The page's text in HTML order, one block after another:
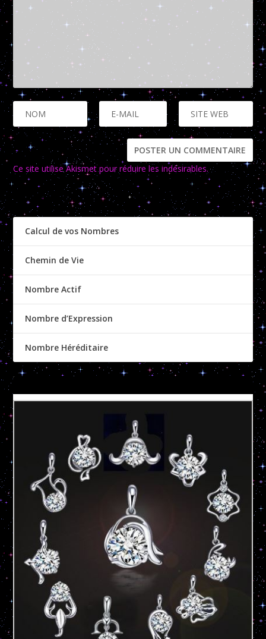
Ce site utilise Akismet pour réduire les indésirables.En savoir
plus sur la façon dont les données de vos commentaires sont
traitées.
Calcul de vos Nombres
Chemin de Vie
Nombre Actif
Nombre d’Expression
Nombre Héréditaire